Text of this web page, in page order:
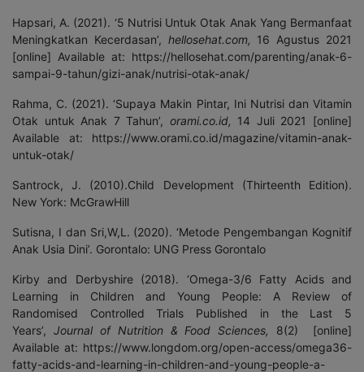
Hapsari, A. (2021). ‘5 Nutrisi Untuk Otak Anak Yang Bermanfaat
Meningkatkan Kecerdasan’, hellosehat.com, 16 Agustus 2021
[online] Available at: https://hellosehat.com/parenting/anak-6-
sampai-9-tahun/gizi-anak/nutrisi-otak-anak/
Rahma, C. (2021). ‘Supaya Makin Pintar, Ini Nutrisi dan Vitamin
Otak untuk Anak 7 Tahun’, orami.co.id, 14 Juli 2021 [online]
Available at: https://www.orami.co.id/magazine/vitamin-anak-
untuk-otak/
Santrock, J. (2010).Child Development (Thirteenth Edition).
New York: McGrawHill
Sutisna, I dan Sri,W,L. (2020). ‘Metode Pengembangan Kognitif
Anak Usia Dini’. Gorontalo: UNG Press Gorontalo
Kirby and Derbyshire (2018). ‘Omega-3/6 Fatty Acids and
Learning in Children and Young People: A Review of
Randomised Controlled Trials Published in the Last 5
Years’, Journal of Nutrition & Food Sciences, 8(2) [online]
Available at: https://www.longdom.org/open-access/omega36-
fatty-acids-and-learning-in-children-and-young-people-a-